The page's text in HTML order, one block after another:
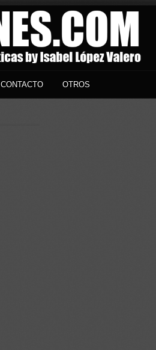
CONTACTO OTROS